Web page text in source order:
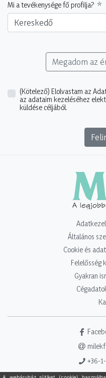
Mi a tevékenysége fő profilja?
Kereskedő
Megadom az
(Kötelező) Elolvastam az
az adataim kezeléséhez
küldése céljából.
Általános
Cookie és
Felelősség
Gyakran
+36-